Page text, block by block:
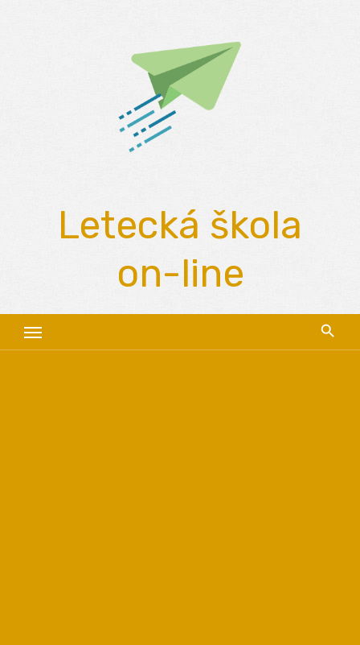
Letecká škola
on-line